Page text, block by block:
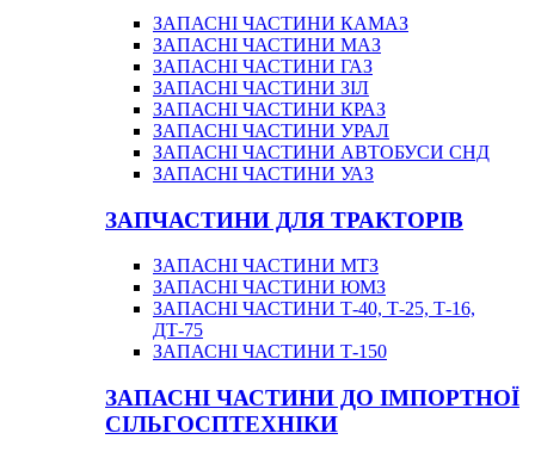
ЗАПАСНІ ЧАСТИНИ КАМАЗ
ЗАПАСНІ ЧАСТИНИ МАЗ
ЗАПАСНІ ЧАСТИНИ ГАЗ
ЗАПАСНІ ЧАСТИНИ ЗІЛ
ЗАПАСНІ ЧАСТИНИ КРАЗ
ЗАПАСНІ ЧАСТИНИ УРАЛ
ЗАПАСНІ ЧАСТИНИ АВТОБУСИ СНД
ЗАПАСНІ ЧАСТИНИ УАЗ
ЗАПЧАСТИНИ ДЛЯ ТРАКТОРІВ
ЗАПАСНІ ЧАСТИНИ МТЗ
ЗАПАСНІ ЧАСТИНИ ЮМЗ
ЗАПАСНІ ЧАСТИНИ Т-40, Т-25, Т-16,
ДТ-75
ЗАПАСНІ ЧАСТИНИ Т-150
ЗАПАСНІ ЧАСТИНИ ДО ІМПОРТНОЇ
СІЛЬГОСПТЕХНІКИ